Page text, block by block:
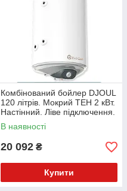
Комбінований бойлер DJOUL
120 літрів. Мокрий ТЕН 2 кВт.
Настінний. Ліве підключення.
WV12046SL
В наявності
20 092 ₴
Купити